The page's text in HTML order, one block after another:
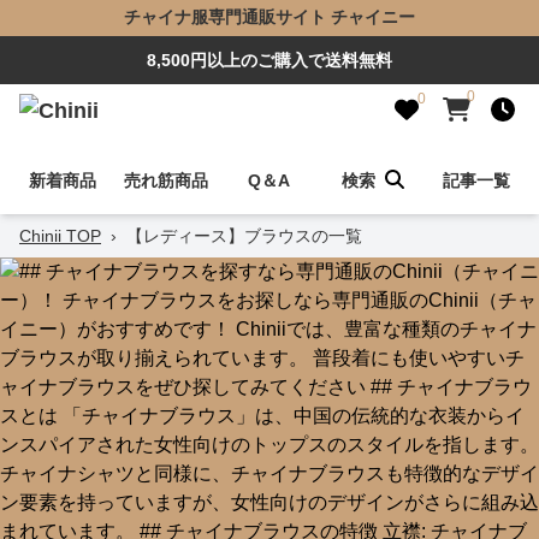
チャイナ服専門通販サイト チャイニー
8,500円以上のご購入で送料無料
0 0
新着商品 売れ筋商品 Q＆A 検索 記事一覧
Chinii TOP › 【レディース】ブラウスの一覧